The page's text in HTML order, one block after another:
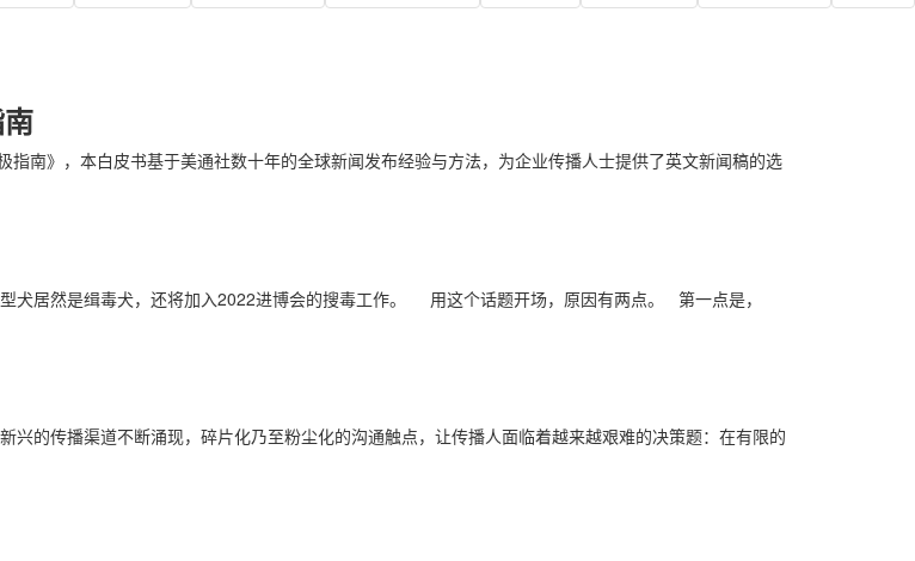
南》，本白皮书基于美通社数十年的全球新闻发布经验与方法，为企业传播人士提供了英文新闻稿的选
犬居然是缉毒犬，还将加入2022进博会的搜毒工作。 用这个话题开场，原因有两点。 第一点是，
兴的传播渠道不断涌现，碎片化乃至粉尘化的沟通触点，让传播人面临着越来越艰难的决策题：在有限的